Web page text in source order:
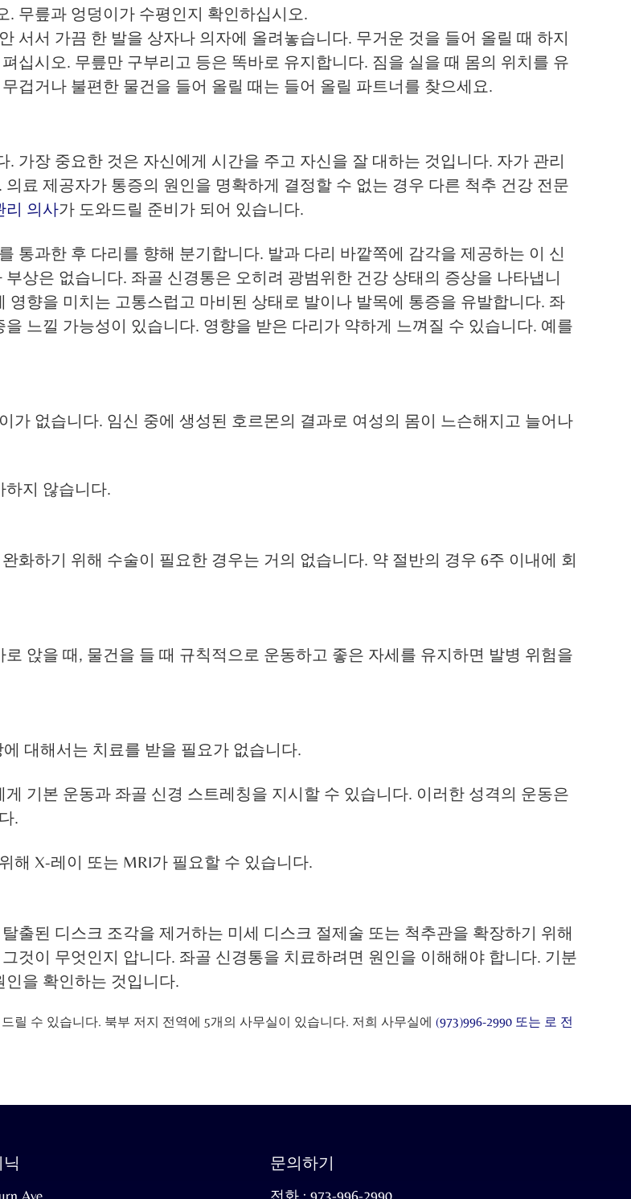
무릎과 엉덩이가 수평인지 확인하십시오.
서서 가끔 한 발을 상자나 의자에 올려놓습니다. 무거운 것을 들어 올릴 때 하지
십시오. 무릎만 구부리고 등은 똑바로 유지합니다. 짐을 실을 때 몸의 위치를 ​​유
겁거나 불편한 물건을 들어 올릴 때는 들어 올릴 파트너를 찾으세요.
가장 중요한 것은 자신에게 시간을 주고 자신을 잘 대하는 것입니다. 자가 관리
료 제공자가 통증의 원인을 명확하게 결정할 수 없는 경우 다른 척추 건강 전문
리 의사가 도와드릴 준비가 되어 있습니다.
통과한 후 다리를 향해 분기합니다. 발과 다리 바깥쪽에 감각을 제공하는 이 신
상은 없습니다. 좌골 신경통은 오히려 광범위한 건강 상태의 증상을 나타냅니
향을 미치는 고통스럽고 마비된 상태로 발이나 발목에 통증을 유발합니다. 좌
느낄 가능성이 있습니다. 영향을 받은 다리가 약하게 느껴질 수 있습니다. 예를
가 없습니다. 임신 중에 생성된 호르몬의 결과로 여성의 몸이 느슨해지고 늘어나
하지 않습니다.
화하기 위해 수술이 필요한 경우는 거의 없습니다. 약 절반의 경우 6주 이내에 회
앉을 때, 물건을 들 때 규칙적으로 운동하고 좋은 자세를 유지하면 발병 위험을
대해서는 치료를 받을 필요가 없습니다.
기본 운동과 좌골 신경 스트레칭을 지시할 수 있습니다. 이러한 성격의 운동은
.
해 X-레이 또는 MRI가 필요할 수 있습니다.
출된 디스크 조각을 제거하는 미세 디스크 절제술 또는 척추관을 확장하기 위해
것이 무엇인지 압니다. 좌골 신경통을 치료하려면 원인을 이해해야 합니다. 기분
을 확인하는 것입니다.
릴 수 있습니다. 북부 저지 전역에 5개의 사무실이 있습니다. 저희 사무실에(973)996-2990 또는 로 전
문의하기